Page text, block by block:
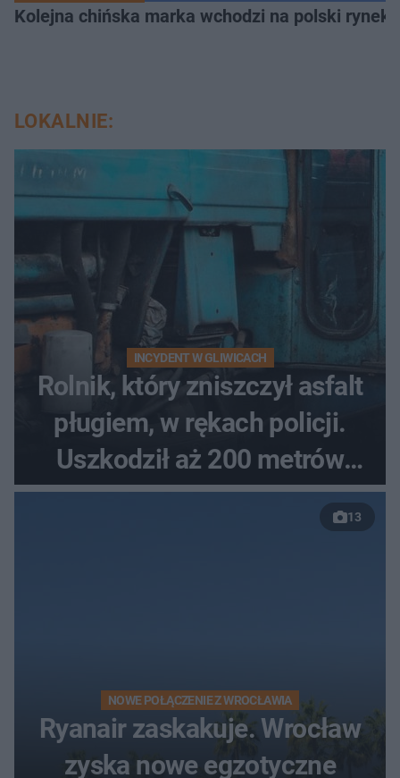
Kolejna chińska marka wchodzi na polski
LOKALNIE:
INCYDENT W GLIWICACH
Rolnik, który zniszczył asfalt
pługiem, w rękach policji.
Uszkodził aż 200 metrów
nowej drogi
13
NOWE POŁĄCZENIE Z WROCŁAWIA
Ryanair zaskakuje. Wrocław
zyska nowe egzotyczne